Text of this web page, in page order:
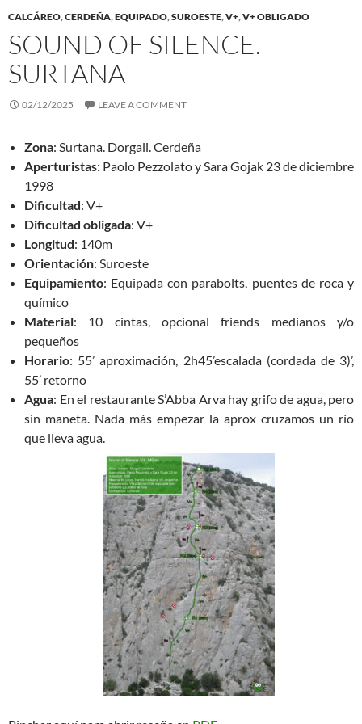
CALCÁREO,CERDEÑA,EQUIPADO,SUROESTE,V+,V+ OBLIGADO
SOUND OF SILENCE.
SURTANA
02/12/2025 LEAVE A COMMENT
Zona: Surtana. Dorgali. Cerdeña
Aperturistas: Paolo Pezzolato y Sara Gojak 23 de diciembre
1998
Dificultad: V+
Dificultad obligada: V+
Longitud: 140m
Orientación: Suroeste
Equipamiento: Equipada con parabolts, puentes de roca y
químico
Material: 10 cintas, opcional friends medianos y/o
pequeños
Horario: 55’ aproximación, 2h45’escalada (cordada de 3)’,
55’ retorno
Agua: En el restaurante S’Abba Arva hay grifo de agua, pero
sin maneta. Nada más empezar la aprox cruzamos un río
que lleva agua.